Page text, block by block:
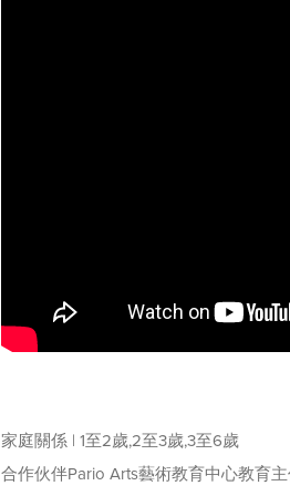
家庭關係 | 1至2歲,2至3歲,3至6歲
合作伙伴Pario Arts藝術教育中心教育